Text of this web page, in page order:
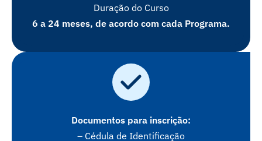
Duração do Curso
6 a 24 meses, de acordo com cada Programa.
Documentos para inscrição:
– Cédula de Identificação